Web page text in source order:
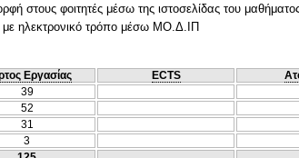
στους φοιτητές μέσω της ιστοσελίδας του
με ηλεκτρονικό τρόπο μέσω ΜΟ.Δ.ΙΠ
Εργασίας ECTS
39
52
31
3